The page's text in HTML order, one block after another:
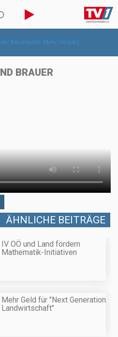
BRAUER
ÄHNLICHE BEITRÄGE
IV OÖ und Land fördern
Mathematik-Initiativen
Mehr Geld für "Next Generation
Landwirtschaft"